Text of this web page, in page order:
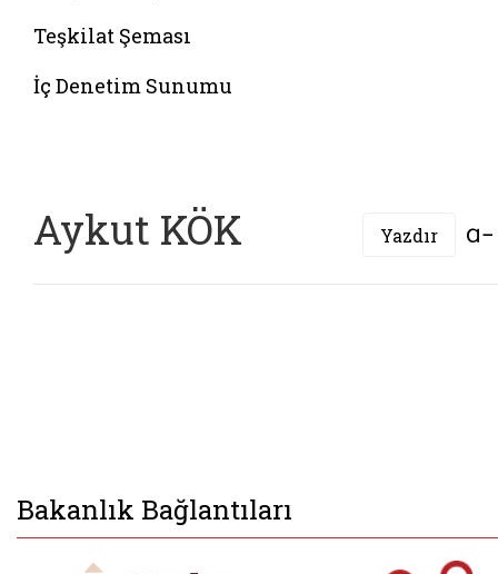
Teşkilat Şeması
İç Denetim Sunumu
Aykut KÖK Yazdır
Bakanlık Bağlantıları